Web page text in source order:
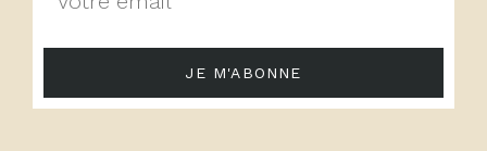
JE M'ABONNE